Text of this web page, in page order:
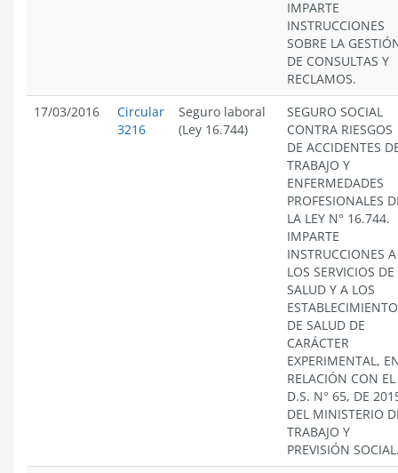
IMPARTE
INSTRUCCIONES
SOBRE LA
DE CONSULTAS Y
RECLAMOS.
17/03/2016
Circular
3216
Seguro laboral
(Ley 16.744)
SEGURO SOCIAL
CONTRA RIESGOS
DE ACCIDENTES
TRABAJO Y
ENFERMEDADES
PROFESIONALES
LA LEY N° 16.744.
IMPARTE
INSTRUCCIONES A
LOS SERVICIOS DE
SALUD Y A LOS
DE SALUD DE
CARÁCTER
EXPERIMENTAL,
RELACIÓN CON EL
D.S. N° 65, DE
DEL MINISTERIO
TRABAJO Y
PREVISIÓN